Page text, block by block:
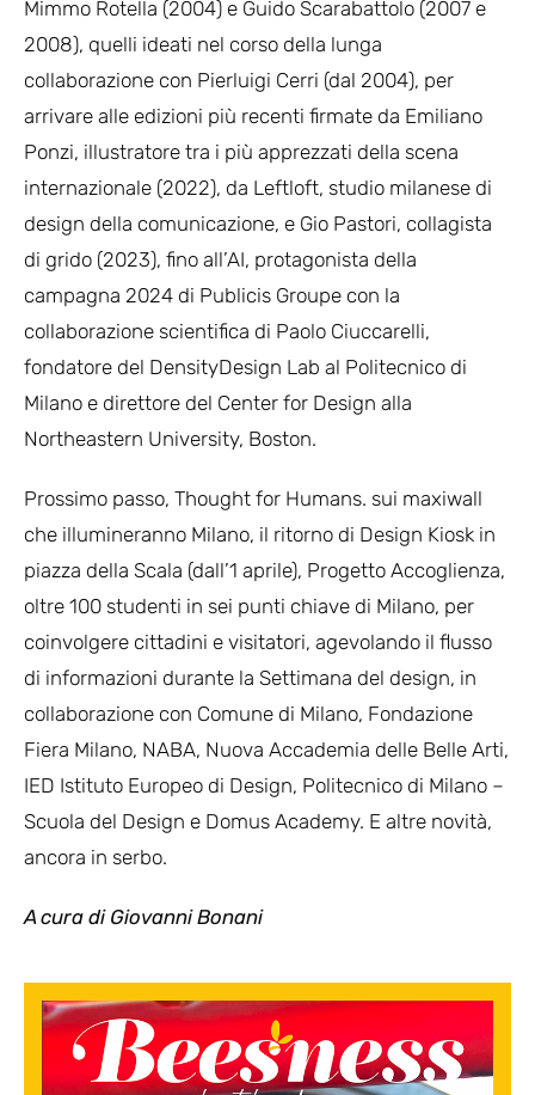
Mimmo Rotella (2004) e Guido Scarabattolo (2007 e
2008), quelli ideati nel corso della lunga
collaborazione con Pierluigi Cerri (dal 2004), per
arrivare alle edizioni più recenti firmate da Emiliano
Ponzi, illustratore tra i più apprezzati della scena
internazionale (2022), da Leftloft, studio milanese di
design della comunicazione, e Gio Pastori, collagista
di grido (2023), fino all’AI, protagonista della
campagna 2024 di Publicis Groupe con la
collaborazione scientifica di Paolo Ciuccarelli,
fondatore del DensityDesign Lab al Politecnico di
Milano e direttore del Center for Design alla
Northeastern University, Boston.
Prossimo passo, Thought for Humans. sui maxiwall
che illumineranno Milano, il ritorno di Design Kiosk in
piazza della Scala (dall’1 aprile), Progetto Accoglienza,
oltre 100 studenti in sei punti chiave di Milano, per
coinvolgere cittadini e visitatori, agevolando il flusso
di informazioni durante la Settimana del design, in
collaborazione con Comune di Milano, Fondazione
Fiera Milano, NABA, Nuova Accademia delle Belle Arti,
IED Istituto Europeo di Design, Politecnico di Milano –
Scuola del Design e Domus Academy. E altre novità,
ancora in serbo.
A cura di Giovanni Bonani